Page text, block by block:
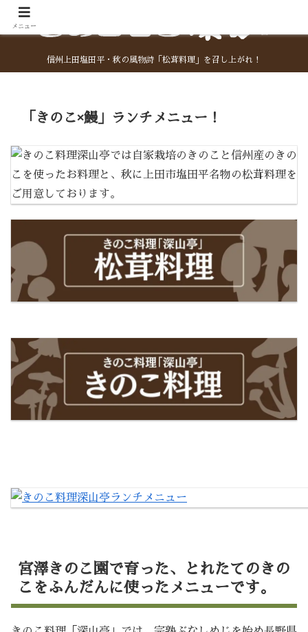
信州上田塩田平・秋の風物詩「松茸料理」を召し上がれ！
「きのこ×鰻」ランチメニュー！
宮澤きのこ園で育った、とれたてのきの
こをふんだんに使ったメニューです。
メニュー